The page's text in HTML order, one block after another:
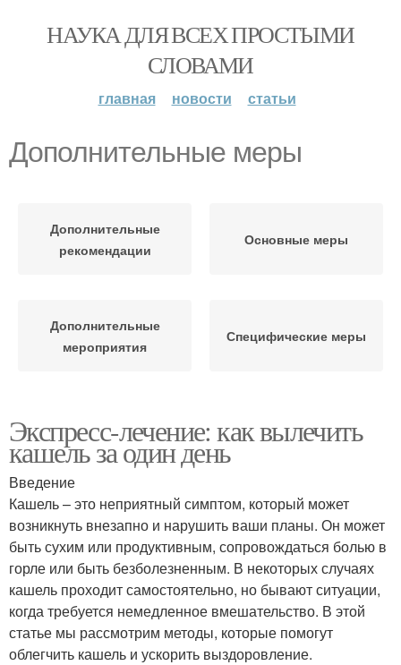
НАУКА ДЛЯ ВСЕХ ПРОСТЫМИ
СЛОВАМИ
главная новости статьи
Дополнительные меры
Дополнительные
рекомендации
Основные меры
Дополнительные
мероприятия
Специфические меры
Экспресс-лечение: как вылечить
кашель за один день
Введение
Кашель – это неприятный симптом, который может
возникнуть внезапно и нарушить ваши планы. Он может
быть сухим или продуктивным, сопровождаться болью в
горле или быть безболезненным. В некоторых случаях
кашель проходит самостоятельно, но бывают ситуации,
когда требуется немедленное вмешательство. В этой
статье мы рассмотрим методы, которые помогут
облегчить кашель и ускорить выздоровление.